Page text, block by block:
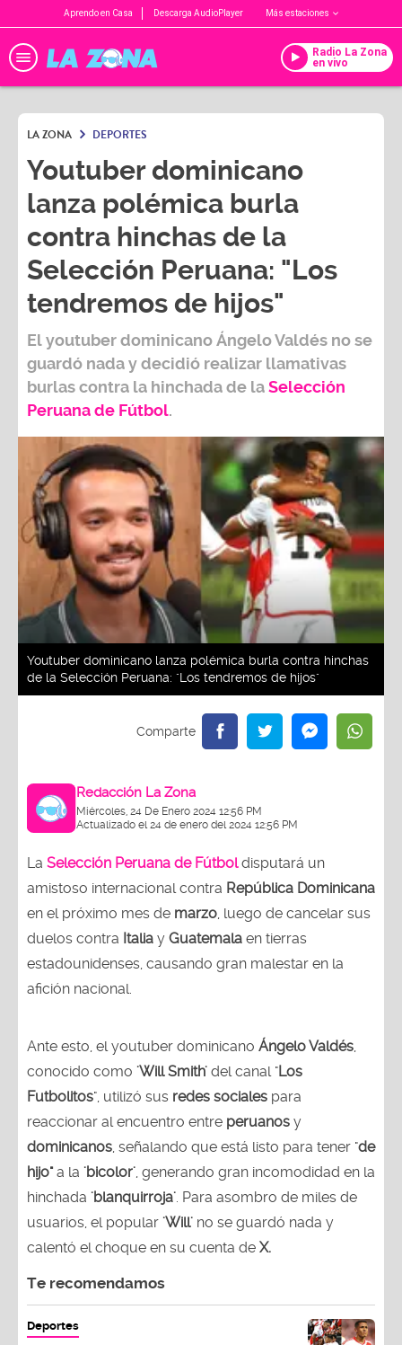
Aprendo en Casa Descarga AudioPlayer Más estaciones
Radio La Zona
en vivo
LA ZONA DEPORTES
Youtuber dominicano
lanza polémica burla
contra hinchas de la
Selección Peruana: "Los
tendremos de hijos"
El youtuber dominicanoÁngelo Valdés no se
guardó nada y decidió realizar llamativas
burlascontra la hinchada de laSelección
Peruana de Fútbol.
Youtuber dominicano lanza polémica burla contra hinchas
de la Selección Peruana: "Los tendremos de hijos"
Redacción La Zona
Miércoles, 24 De Enero 2024 12:56 PM
Actualizado el 24 de enero del 2024 12:56 PM
La Selección Peruana de Fútboldisputará un
amistoso internacional contra República Dominicana
en el próximo mes de marzo , luego de cancelar sus
duelos contra Italia y Guatemala en tierras
estadounidenses, causando gran malestar en la
afición nacional.
Ante esto, el youtuber dominicano Ángelo Valdés
conocido como 'Will Smith' del canal "Los
Futbolitos", utilizó sus redes sociales para
reaccionar al encuentro entre peruanos y
dominicanos , señalando que está listo para tener "de
hijo"a la 'bicolor' , generando gran incomodidad en la
hinchada 'blanquirroja' . Para asombro de miles de
usuarios, el popular 'Will' no se guardó nada y
calentó el choque en su cuenta de X.
Te recomendamos
Deportes